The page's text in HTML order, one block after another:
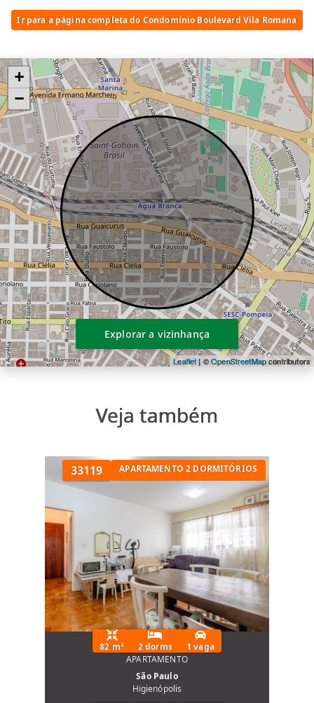
Pet Place
Piscina Adulto
Quadra esportiva
Sala de jogos
Salão de festas
Terraço Coletivo
Varanda ou terraço
Ir para a página completa do Condomínio Boulevard Vila Romana
+
−
Leaflet| ©OpenStreetMapcontributors
Explorar a vizinhança
Veja também
33119 APARTAMENTO 2 DORMITÓRIOS
82 m² 2 dorms
1 vaga
APARTAMENTO
São Paulo
Higienópolis